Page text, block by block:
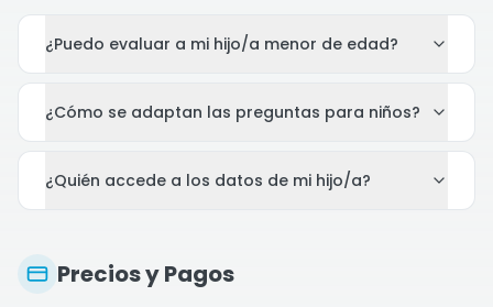
¿Puedo evaluar a mi hijo/a menor de edad?
¿Cómo se adaptan las preguntas para niños?
¿Quién accede a los datos de mi hijo/a?
Precios y Pagos